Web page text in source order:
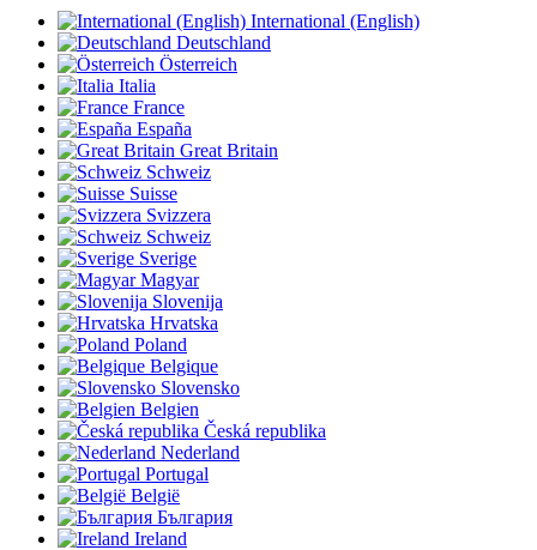
International (English)
Deutschland
Österreich
Italia
France
España
Great Britain
Schweiz
Suisse
Svizzera
Schweiz
Sverige
Magyar
Slovenija
Hrvatska
Poland
Belgique
Slovensko
Belgien
Česká republika
Nederland
Portugal
België
България
Ireland